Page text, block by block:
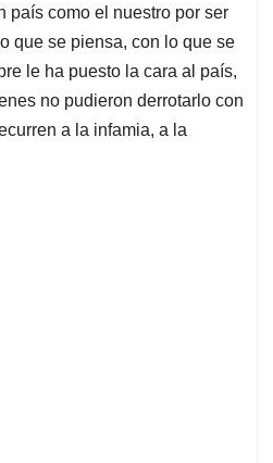
país como el nuestro por ser
que se piensa, con lo que se
le ha puesto la cara al país,
no pudieron derrotarlo con
a la infamia, a la